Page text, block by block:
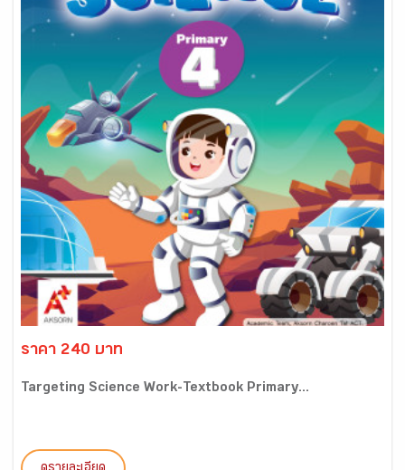
ราคา 240 บาท
Targeting Science Work-Textbook Primary...